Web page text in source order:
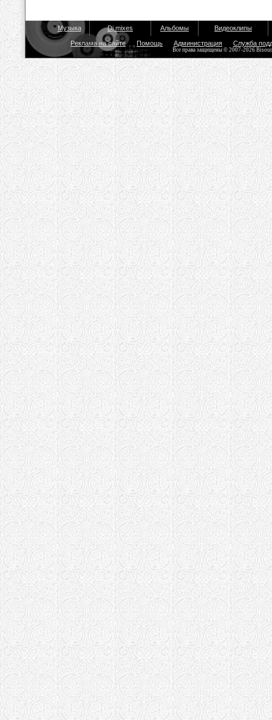
Музыка Dj mixes Альбомы Видеоклипы
Реклама на сайте Помощь Администрация Служба
Все права защищены © 2007-2026